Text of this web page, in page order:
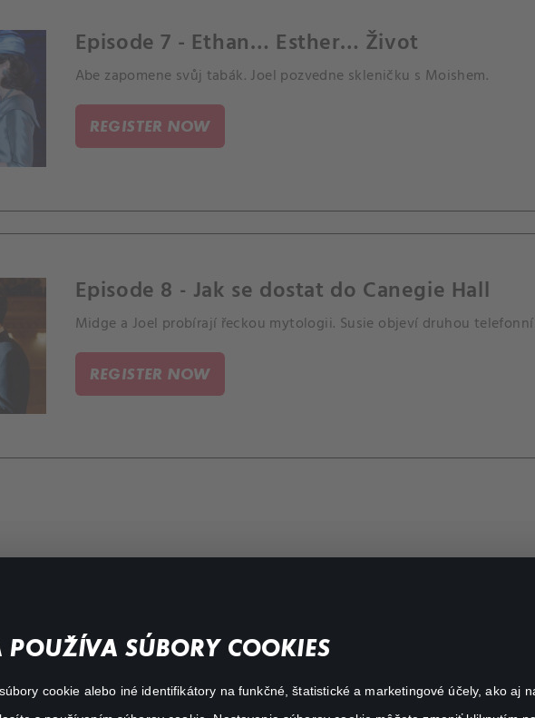
POUŽÍVA SÚBORY COOKIES
cookie alebo iné identifikátory na funkčné, štatistické a marketingové účely, ako aj
Episode 7 - Ethan… Esther… Život
Abe zapomene svůj tabák. Joel pozvedne skleničku s Moishem.
REGISTER NOW
Episode 8 - Jak se dostat do Canegie Hall
Midge a Joel probírají řeckou mytologii. Susie objeví druhou
REGISTER NOW
Important links